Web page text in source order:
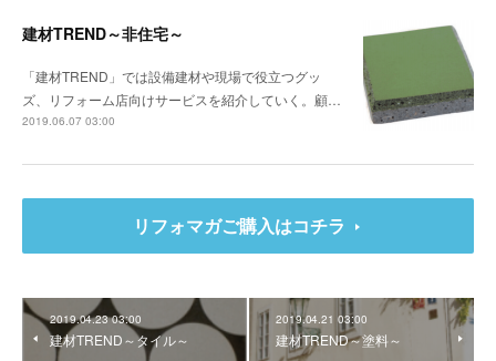
建材TREND～非住宅～
「建材TREND」では設備建材や現場で役立つグッ
ズ、リフォーム店向けサービスを紹介していく。顧…
2019.06.07 03:00
リフォマガご購入はコチラ
2019.04.23 03:00
建材TREND～タイル～
2019.04.21 03:00
建材TREND～塗料～